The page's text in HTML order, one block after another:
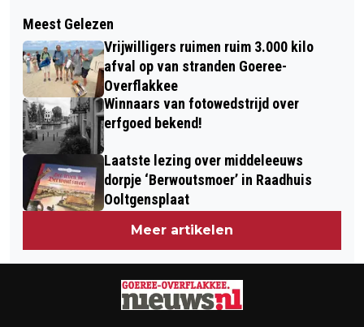
GOEDEMORGEN, HET IS VANDAAG
WOENSDAG 27 MEI
GRATIS ZONNEBRANDCRÈME OP
TWEE LOCATIES OP GOEREE-
OVERFLAKKEE
Meest Gelezen
Vrijwilligers ruimen ruim 3.000 kilo
afval op van stranden Goeree-
Overflakkee
Winnaars van fotowedstrijd over
erfgoed bekend!
Laatste lezing over middeleeuws
dorpje ‘Berwoutsmoer’ in Raadhuis
Ooltgensplaat
Meer artikelen